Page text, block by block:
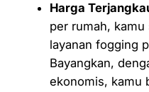
Harga
per rumah, kamu
layanan fogging
Bayangkan,
ekonomis, kamu